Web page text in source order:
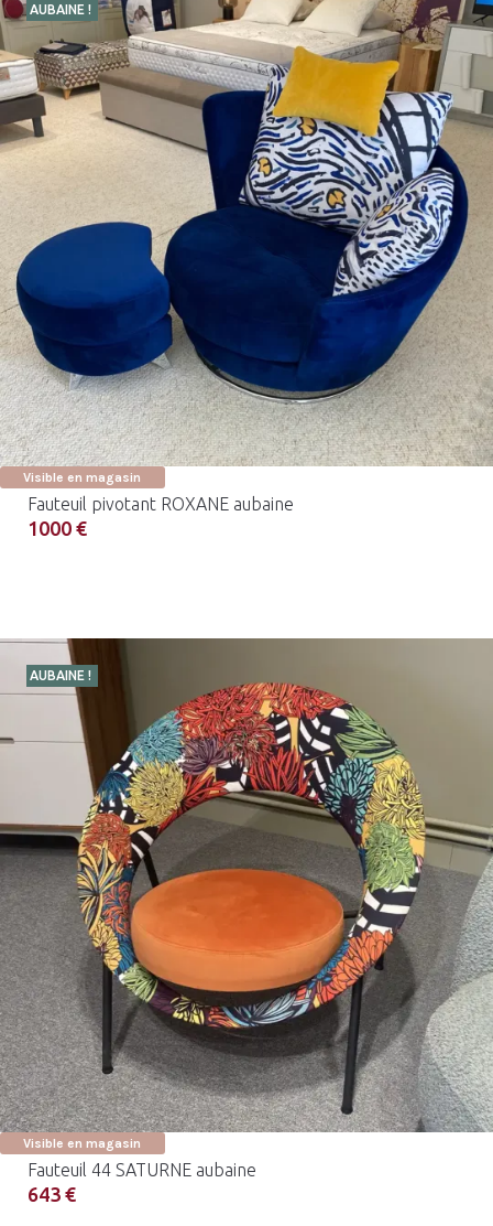
AUBAINE !
Visible en magasin
Fauteuil pivotant ROXANE aubaine
1000 €
AUBAINE !
Visible en magasin
Fauteuil 44 SATURNE aubaine
643 €